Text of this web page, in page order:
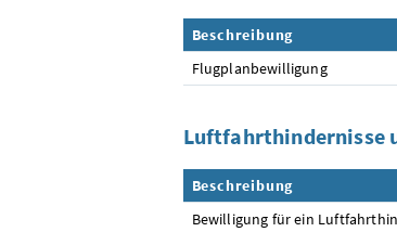
Beschreibung
Flugplanbewilligung
Luftfahrthindernisse
Beschreibung
Bewilligung für ein